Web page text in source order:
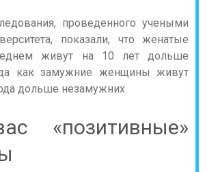
проведенного учеными
показали, что женатые
живут на 10 лет дольше
как замужние женщины живут
дольше незамужних.
«позитивные»